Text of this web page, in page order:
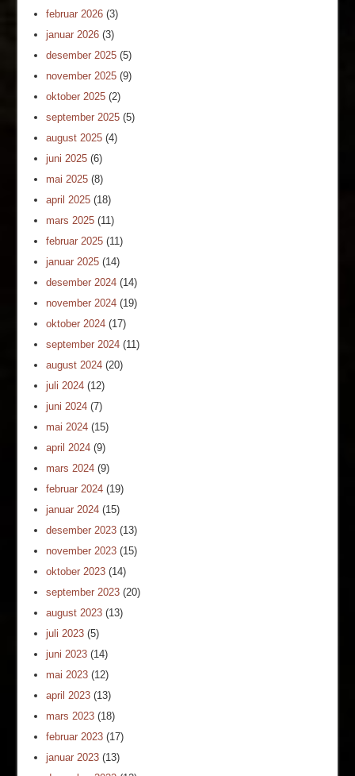
februar 2026 (3)
januar 2026 (3)
desember 2025 (5)
november 2025 (9)
oktober 2025 (2)
september 2025 (5)
august 2025 (4)
juni 2025 (6)
mai 2025 (8)
april 2025 (18)
mars 2025 (11)
februar 2025 (11)
januar 2025 (14)
desember 2024 (14)
november 2024 (19)
oktober 2024 (17)
september 2024 (11)
august 2024 (20)
juli 2024 (12)
juni 2024 (7)
mai 2024 (15)
april 2024 (9)
mars 2024 (9)
februar 2024 (19)
januar 2024 (15)
desember 2023 (13)
november 2023 (15)
oktober 2023 (14)
september 2023 (20)
august 2023 (13)
juli 2023 (5)
juni 2023 (14)
mai 2023 (12)
april 2023 (13)
mars 2023 (18)
februar 2023 (17)
januar 2023 (13)